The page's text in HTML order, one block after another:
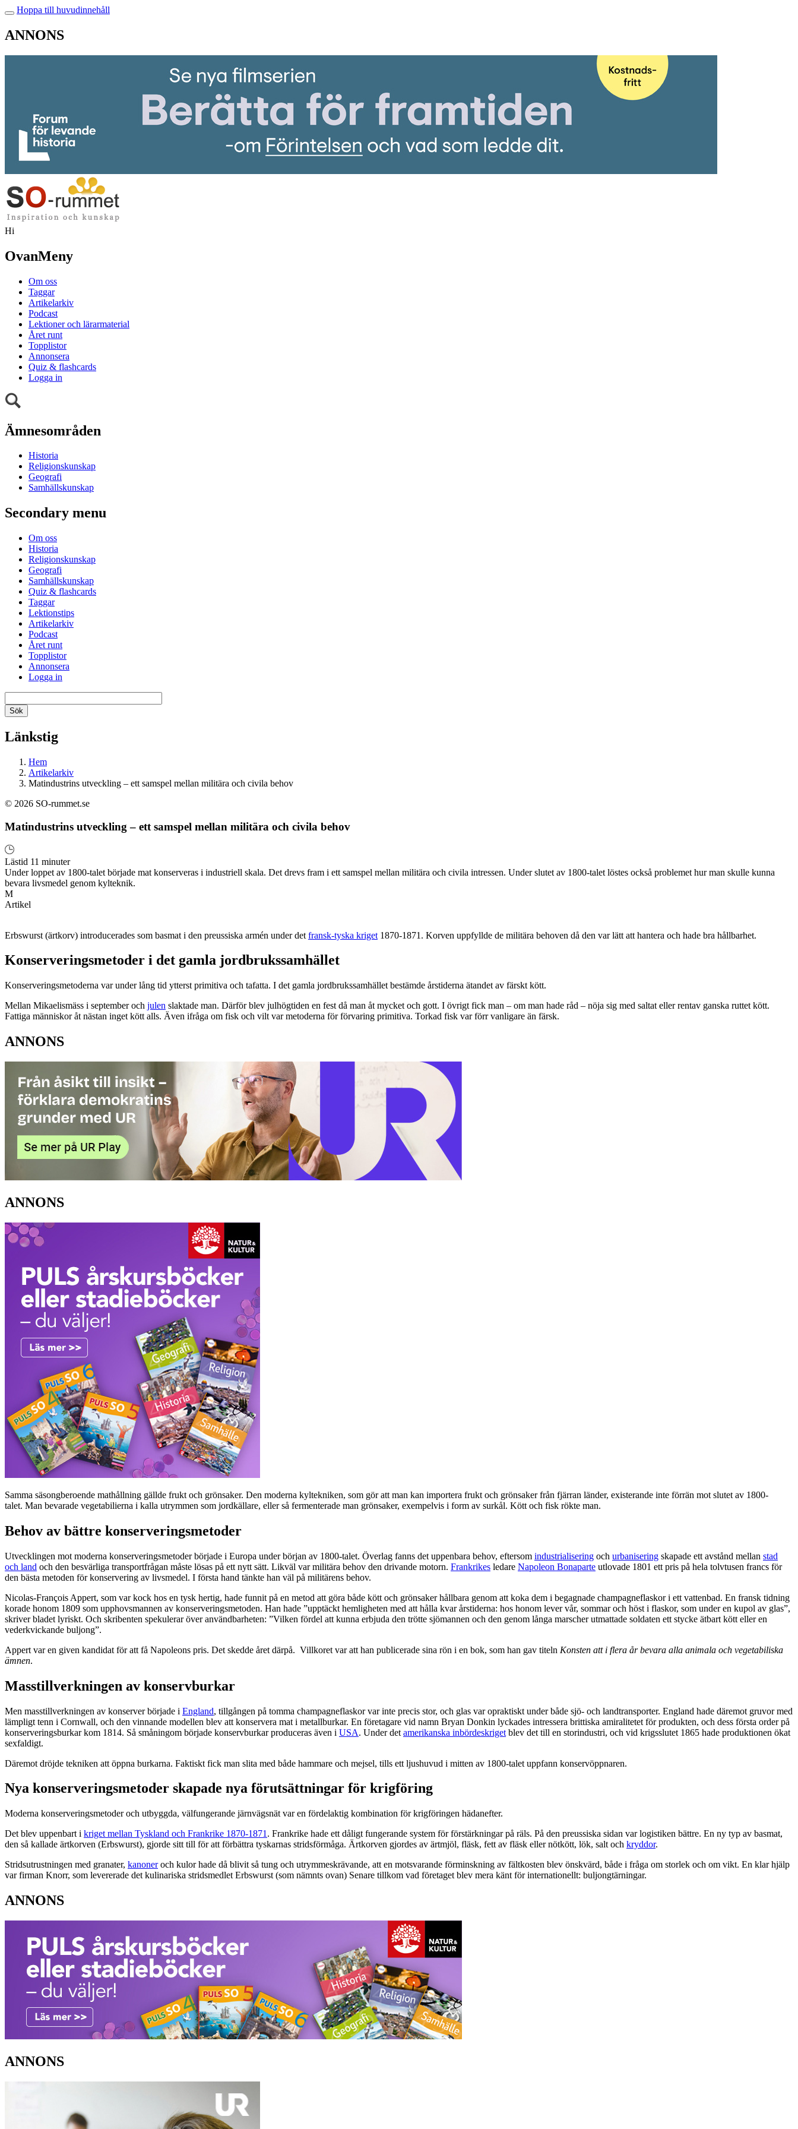
Hoppa till huvudinnehåll
ANNONS
Hi
OvanMeny
Om oss
Taggar
Artikelarkiv
Podcast
Lektioner och lärarmaterial
Året runt
Topplistor
Annonsera
Quiz & flashcards
Logga in
Ämnesområden
Historia
Religionskunskap
Geografi
Samhällskunskap
Secondary menu
Om oss
Historia
Religionskunskap
Geografi
Samhällskunskap
Quiz & flashcards
Taggar
Lektionstips
Artikelarkiv
Podcast
Året runt
Topplistor
Annonsera
Logga in
Länkstig
Hem
Artikelarkiv
Matindustrins utveckling – ett samspel mellan militära och civila behov
© 2026 SO-rummet.se
Matindustrins utveckling – ett samspel mellan militära och civila behov
Lästid 11 minuter
Under loppet av 1800-talet började mat konserveras i industriell skala. Det drevs fram i ett samspel mellan militära och civila intressen. Under slutet av 1800-talet löstes också problemet hur man skulle kunna
bevara livsmedel genom kylteknik.
M
Artikel
Erbswurst (ärtkorv) introducerades som basmat i den preussiska armén under det fransk-tyska kriget 1870-1871. Korven uppfyllde de militära behoven då den var lätt att hantera och hade bra hållbarhet.
Konserveringsmetoder i det gamla jordbrukssamhället
Konserveringsmetoderna var under lång tid ytterst primitiva och tafatta. I det gamla jordbrukssamhället bestämde årstiderna ätandet av färskt kött.
Mellan Mikaelismäss i september och julen slaktade man. Därför blev julhögtiden en fest då man åt mycket och gott. I övrigt fick man – om man hade råd – nöja sig med saltat eller rentav ganska ruttet kött.
Fattiga människor åt nästan inget kött alls. Även ifråga om fisk och vilt var metoderna för förvaring primitiva. Torkad fisk var förr vanligare än färsk.
ANNONS
ANNONS
Samma säsongberoende mathållning gällde frukt och grönsaker. Den moderna kyltekniken, som gör att man kan importera frukt och grönsaker från fjärran länder, existerande inte förrän mot slutet av 1800-
talet. Man bevarade vegetabilierna i kalla utrymmen som jordkällare, eller så fermenterade man grönsaker, exempelvis i form av surkål. Kött och fisk rökte man.
Behov av bättre konserveringsmetoder
Utvecklingen mot moderna konserveringsmetoder började i Europa under början av 1800-talet. Överlag fanns det uppenbara behov, eftersom industrialisering och urbanisering skapade ett avstånd mellan stad
och land och den besvärliga transportfrågan måste lösas på ett nytt sätt. Likväl var militära behov den drivande motorn. Frankrikes ledare Napoleon Bonaparte utlovade 1801 ett pris på hela tolvtusen francs för
den bästa metoden för konservering av livsmedel. I första hand tänkte han väl på militärens behov.
Nicolas-François Appert, som var kock hos en tysk hertig, hade funnit på en metod att göra både kött och grönsaker hållbara genom att koka dem i begagnade champagneflaskor i ett vattenbad. En fransk tidning
korade honom 1809 som upphovsmannen av konserveringsmetoden. Han hade ”upptäckt hemligheten med att hålla kvar årstiderna: hos honom lever vår, sommar och höst i flaskor, som under en kupol av glas”,
skriver bladet lyriskt. Och skribenten spekulerar över användbarheten: ”Vilken fördel att kunna erbjuda den trötte sjömannen och den genom långa marscher utmattade soldaten ett stycke ätbart kött eller en
vederkvickande buljong”.
Appert var en given kandidat för att få Napoleons pris. Det skedde året därpå. Villkoret var att han publicerade sina rön i en bok, som han gav titeln Konsten att i flera år bevara alla animala och vegetabiliska
ämnen.
Masstillverkningen av konservburkar
Men masstillverkningen av konserver började i England, tillgången på tomma champagneflaskor var inte precis stor, och glas var opraktiskt under både sjö- och landtransporter. England hade däremot gruvor med
lämpligt tenn i Cornwall, och den vinnande modellen blev att konservera mat i metallburkar. En företagare vid namn Bryan Donkin lyckades intressera brittiska amiralitetet för produkten, och dess första order på
konserveringsburkar kom 1814. Så småningom började konservburkar produceras även i USA. Under det amerikanska inbördeskriget blev det till en storindustri, och vid krigsslutet 1865 hade produktionen ökat
sexfaldigt.
Däremot dröjde tekniken att öppna burkarna. Faktiskt fick man slita med både hammare och mejsel, tills ett ljushuvud i mitten av 1800-talet uppfann konservöppnaren.
Nya konserveringsmetoder skapade nya förutsättningar för krigföring
Moderna konserveringsmetoder och utbyggda, välfungerande järnvägsnät var en fördelaktig kombination för krigföringen hädanefter.
Det blev uppenbart i kriget mellan Tyskland och Frankrike 1870-1871 . Frankrike hade ett dåligt fungerande system för förstärkningar på räls. På den preussiska sidan var logistiken bättre. En ny typ av basmat,
den så kallade ärtkorven (Erbswurst), gjorde sitt till för att förbättra tyskarnas stridsförmåga. Ärtkorven gjordes av ärtmjöl, fläsk, fett av fläsk eller nötkött, lök, salt och kryddor.
Stridsutrustningen med granater, kanoneroch kulor hade då blivit så tung och utrymmeskrävande, att en motsvarande förminskning av fältkosten blev önskvärd, både i fråga om storlek och om vikt. En klar hjälp
var firman Knorr, som levererade det kulinariska stridsmedlet Erbswurst (som nämnts ovan) Senare tillkom vad företaget blev mera känt för internationellt: buljongtärningar.
ANNONS
ANNONS